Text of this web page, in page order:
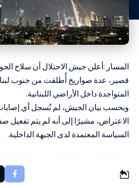
المسار :أعلن جيش الاحتلال أن سلاح
قصير، عدة صواريخ أُطلقت من جنوب
المتواجدة داخل الأراضي اللبنانية.
وبحسب بيان الجيش، لم تُسجل أي إصابات
الاعتراض، مشيرًا إلى أنه لم يتم تفعيل
السياسة المعتمدة لدى الجبهة الداخلية.